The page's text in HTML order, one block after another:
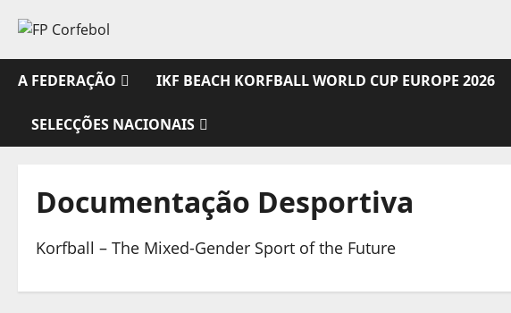
para
o
conteúdo
A FEDERAÇÃO IKF BEACH KORFBALL WORLD CUP EUROPE 2026
SELECÇÕES NACIONAIS
Documentação Desportiva
Korfball – The Mixed-Gender Sport of the Future